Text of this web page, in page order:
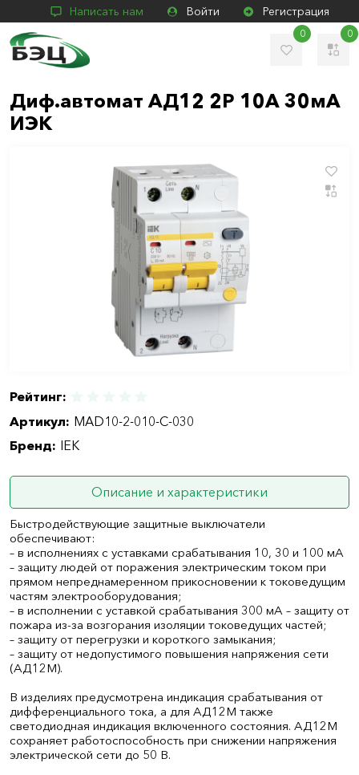
Написать нам Войти Регистрация
0 0
Диф.автомат АД12 2Р 10А 30мА
ИЭК
Рейтинг:
Артикул: MAD10-2-010-C-030
Бренд: IEK
Описание и характеристики
Быстродействующие защитные выключатели
обеспечивают:
– в исполнениях с уставками срабатывания 10, 30 и 100 мА
– защиту людей от поражения электрическим током при
прямом непреднамеренном прикосновении к токоведущим
частям электрооборудования;
– в исполнении с уставкой срабатывания 300 мА – защиту от
пожара из-за возгорания изоляции токоведущих частей;
– защиту от перегрузки и короткого замыкания;
– защиту от недопустимого повышения напряжения сети
(АД12М).
В изделиях предусмотрена индикация срабатывания от
дифференциального тока, а для АД12М также
светодиодная индикация включенного состояния. АД12М
сохраняет работоспособность при снижении напряжения
электрической сети до 50 В.